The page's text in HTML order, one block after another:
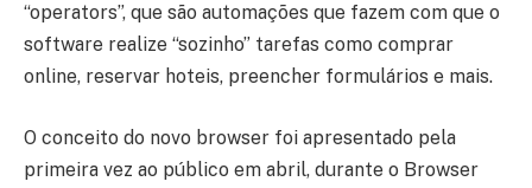
“operators”, que são automações que fazem com que o
software realize “sozinho” tarefas como comprar
online, reservar hoteis, preencher formulários e mais.
O conceito do novo browser foi apresentado pela
primeira vez ao público em abril, durante o Browser